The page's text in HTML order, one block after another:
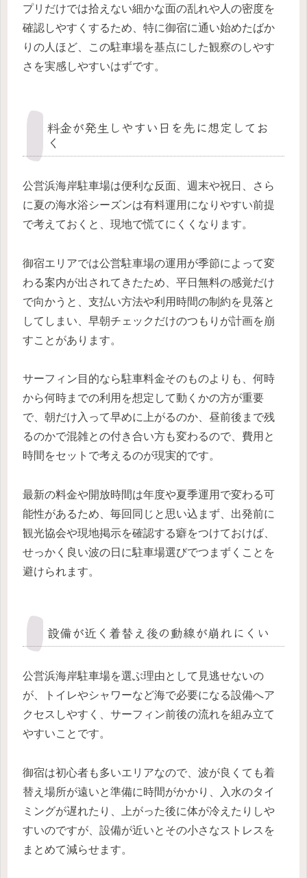
プリだけでは拾えない細かな面の乱れや人の密度を
確認しやすくするため、特に御宿に通い始めたばか
りの人ほど、この駐車場を基点にした観察のしやす
さを実感しやすいはずです。
料金が発生しやすい日を先に想定してお
く
公営浜海岸駐車場は便利な反面、週末や祝日、さら
に夏の海水浴シーズンは有料運用になりやすい前提
で考えておくと、現地で慌てにくくなります。
御宿エリアでは公営駐車場の運用が季節によって変
わる案内が出されてきたため、平日無料の感覚だけ
で向かうと、支払い方法や利用時間の制約を見落と
してしまい、早朝チェックだけのつもりが計画を崩
すことがあります。
サーフィン目的なら駐車料金そのものよりも、何時
から何時までの利用を想定して動くかの方が重要
で、朝だけ入って早めに上がるのか、昼前後まで残
るのかで混雑との付き合い方も変わるので、費用と
時間をセットで考えるのが現実的です。
最新の料金や開放時間は年度や夏季運用で変わる可
能性があるため、毎回同じと思い込まず、出発前に
観光協会や現地掲示を確認する癖をつけておけば、
せっかく良い波の日に駐車場選びでつまずくことを
避けられます。
設備が近く着替え後の動線が崩れにくい
公営浜海岸駐車場を選ぶ理由として見逃せないの
が、トイレやシャワーなど海で必要になる設備へア
クセスしやすく、サーフィン前後の流れを組み立て
やすいことです。
御宿は初心者も多いエリアなので、波が良くても着
替え場所が遠いと準備に時間がかかり、入水のタイ
ミングが遅れたり、上がった後に体が冷えたりしや
すいのですが、設備が近いとその小さなストレスを
まとめて減らせます。